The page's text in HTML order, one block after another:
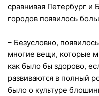
сравнивая Петербург и
городов появилось
– Безусловно,
многие вещи, которые
как было бы здорово,
развиваются в полный
было о культуре